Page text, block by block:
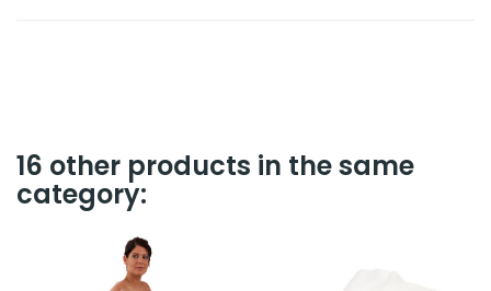
16 other products in the same
category: